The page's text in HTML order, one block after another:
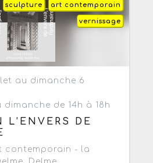
art contemporain
sculpture
vernissage
au dimanche 6
de 14h à 18h
L’ENVERS DE
contemporain - la